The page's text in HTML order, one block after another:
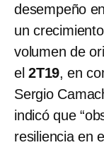
desempeño
un
volumen de
el 2T19, en
Sergio
indicó que
resiliencia en